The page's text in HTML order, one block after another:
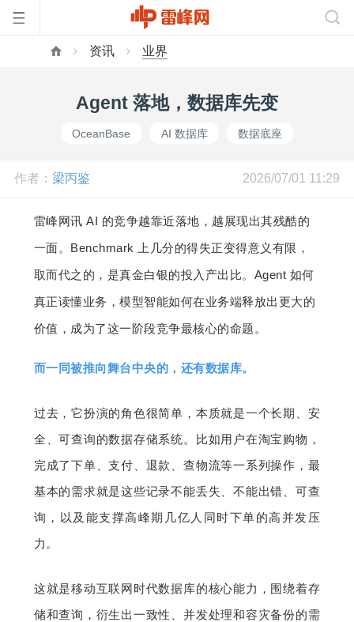
峰
公
动
心
资讯 业界
Agent 落地，数据库先变
OceanBase AI 数据库 数据底座
作者： 梁丙鉴 2026/07/01 11:29
雷峰网讯 AI 的竞争越靠近落地，越展现出其残酷的
一面。Benchmark 上几分的得失正变得意义有限，
取而代之的，是真金白银的投入产出比。Agent 如何
真正读懂业务，模型智能如何在业务端释放出更大的
价值，成为了这一阶段竞争最核心的命题。
而一同被推向舞台中央的，还有数据库。
过去，它扮演的角色很简单，本质就是一个长期、安
全、可查询的数据存储系统。比如用户在淘宝购物，
完成了下单、支付、退款、查物流等一系列操作，最
基本的需求就是这些记录不能丢失、不能出错、可查
询，以及能支撑高峰期几亿人同时下单的高并发压
力。
这就是移动互联网时代数据库的核心能力，围绕着存
储和查询，衍生出一致性、并发处理和容灾备份的需